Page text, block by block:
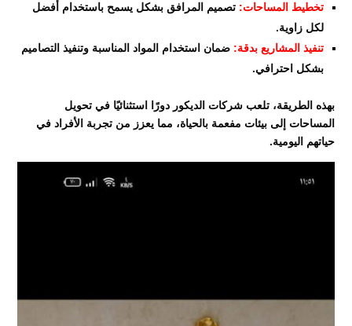
تخطيط المساحات: تصميم المرافق بشكل يسمح باستخدام أفضل
لكل زاوية.
تنفيذ المشاريع بدقة: ضمان استخدام المواد المناسبة وتنفيذ التصاميم
بشكل احترافي.
بهذه الطريقة، تلعب شركات الديكور دورًا استثنائيًا في تحويل
المساحات إلى بيئات مفعمة بالحياة، مما يعزز من تجربة الأفراد في
حياتهم اليومية.